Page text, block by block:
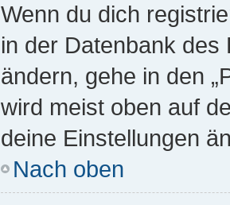
Wenn du dich
in der Datenbank
ändern, gehe in den
wird meist oben auf
deine Einstellungen
Nach oben